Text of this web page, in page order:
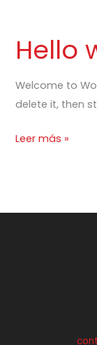
Hello
Welcome to
delete it, then
Hello
Leer más »